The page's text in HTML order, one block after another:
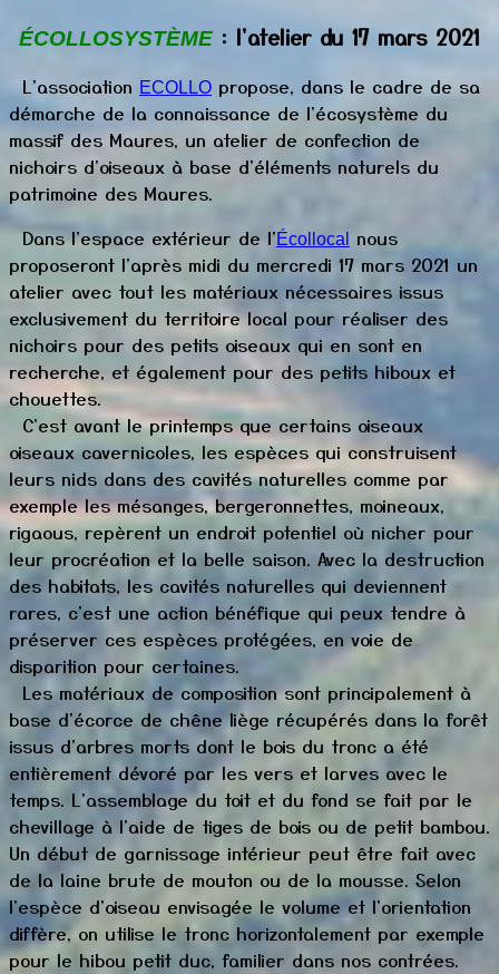
ÉCOLLOSYSTÈME : l'atelier du 17 mars 2021
L'association ECOLLO propose, dans le cadre de sa
démarche de la connaissance de l'écosystème du
massif des Maures, un atelier de confection de
nichoirs d'oiseaux à base d'éléments naturels du
patrimoine des Maures.
Dans l'espace extérieur de l'Écollocal
nous
proposeront l'après midi du mercredi 17 mars 2021 un
atelier avec tout les matériaux nécessaires issus
exclusivement du territoire local pour réaliser des
nichoirs pour des petits oiseaux qui en sont en
recherche, et également pour des petits hiboux et
chouettes.
C'est avant le printemps que certains oiseaux
oiseauxcavernicoles, les espèces quiconstruisent
leurs nids dans des cavités naturelles comme par
exemple les mésanges, bergeronnettes, moineaux,
rigaous, repèrent un endroit potentiel où nicher pour
leur procréation et la belle saison. Avec la destruction
des habitats, les cavités naturelles qui deviennent
rares, c'est une action bénéfique qui peux tendre à
préserver ces espèces protégées, en voie de
disparition pour certaines.
Les matériaux de composition sont principalement à
base d'écorce de chêne liège récupérés dans la forêt
issus d'arbres morts dont le bois du tronc a été
entièrement dévoré par les vers et larves avec le
temps. L'assemblage du toit et du fond se fait par le
chevillage à l'aide de tiges de bois ou de petit bambou.
Un début de garnissage intérieur peut être fait avec
de la laine brute de mouton ou de la mousse. Selon
l'espèce d'oiseau envisagée le volume et l'orientation
diffère, on utilise le tronc horizontalement par exemple
pour le hibou petit duc, familier dans nos contrées.